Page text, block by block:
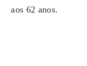
aos 62 anos.